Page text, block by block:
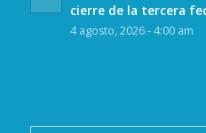
cierre de la tercera
4 agosto, 2026 - 4:00 am